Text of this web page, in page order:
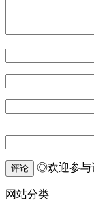
评论 ◎欢迎参与
网站分类